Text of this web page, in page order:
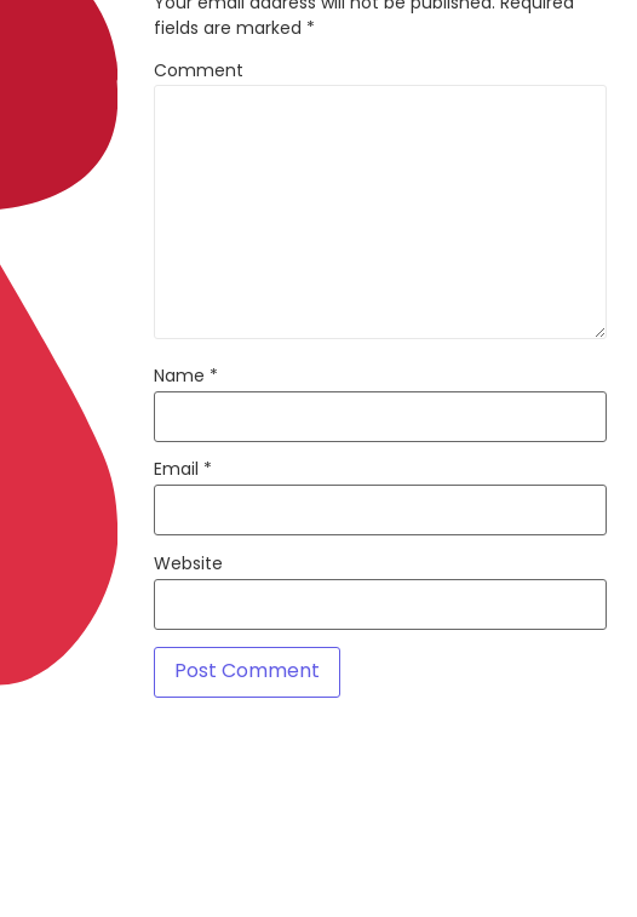
Your email address will not be published. Required
fields are marked *
Comment
Name *
Email *
Website